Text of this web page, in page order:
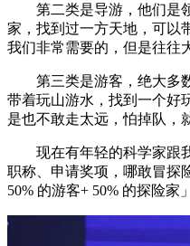
第二类是导游，他们是
家，找到过一方天地，可以
我们非常需要的，但是往往
第三类是游客，绝大多数
带着玩山游水，找到一个好
是也不敢走太远，怕掉队，
现在有年轻的科学家跟我
职称、申请奖项，哪敢冒探
50% 的游客+ 50% 的探险家